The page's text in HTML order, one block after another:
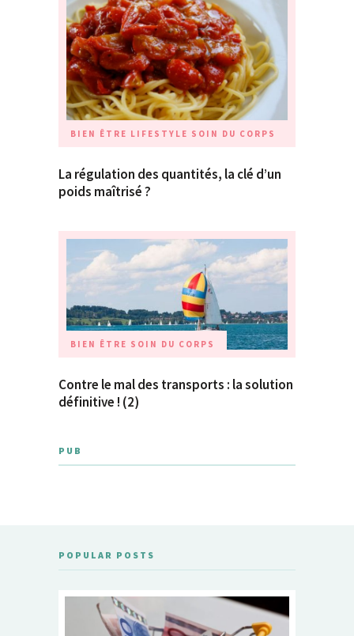
BIEN ÊTRE LIFESTYLE SOIN DU CORPS
La régulation des quantités, la clé d’un
poids maîtrisé ?
BIEN ÊTRE SOIN DU CORPS
Contre le mal des transports : la solution
définitive ! (2)
PUB
POPULAR POSTS